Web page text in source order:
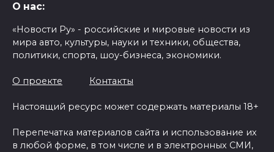
О нас:
«Новости Ру» - российские и мировые новости из
мира авто, культуры, науки и техники, общества,
политики, спорта, шоу-бизнеса, экономики.
О проекте Контакты
Настоящий ресурс может содержать материалы 18+
Перепечатка материалов сайта и использование их
в любой форме, в том числе и в электронных СМИ,